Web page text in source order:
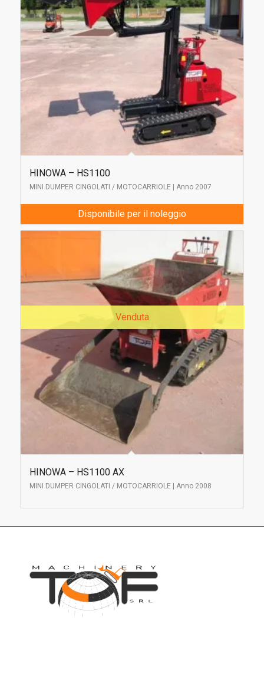
HINOWA – HS1100
MINI DUMPER CINGOLATI / MOTOCARRIOLE | Anno 2007
Disponibile per il noleggio
Venduta
HINOWA – HS1100 AX
MINI DUMPER CINGOLATI / MOTOCARRIOLE | Anno 2008